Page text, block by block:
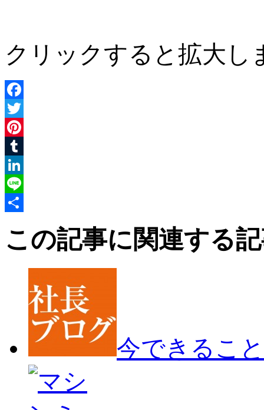
クリックすると拡大し
Facebook
Twitter
Pinterest
Tumblr
LinkedIn
Line
この記事に関連する
今できるこ